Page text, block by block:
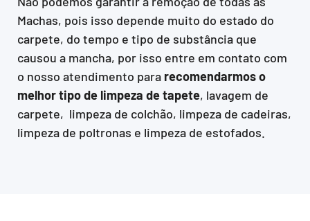
Machas, pois isso depende muito do estado do
carpete, do tempo e tipo de substância que
causou a mancha, por isso entre em contato com
o nosso atendimento para recomendarmos o
melhor tipo de limpeza de tapete, lavagem de
carpete, limpeza de colchão, limpeza de cadeiras,
limpeza de poltronas e limpeza de estofados.